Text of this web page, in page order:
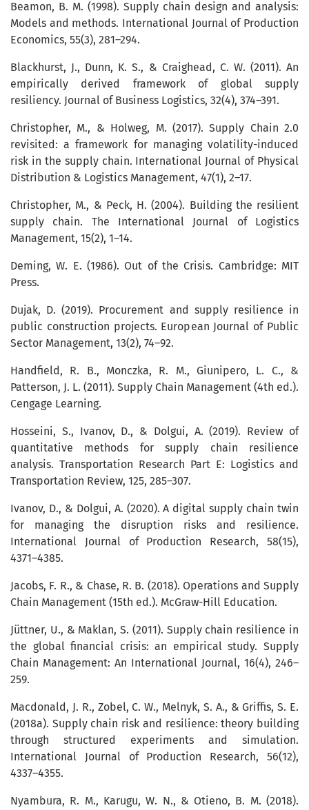
Beamon, B. M. (1998). Supply chain design and analysis:
Models and methods. International Journal of Production
Economics, 55(3), 281–294.
Blackhurst, J., Dunn, K. S., & Craighead, C. W. (2011). An
empirically derived framework of global supply
resiliency. Journal of Business Logistics, 32(4), 374–391.
Christopher, M., & Holweg, M. (2017). Supply Chain 2.0
revisited: a framework for managing volatility-induced
risk in the supply chain. International Journal of Physical
Distribution & Logistics Management, 47(1), 2–17.
Christopher, M., & Peck, H. (2004). Building the resilient
supply chain. The International Journal of Logistics
Management, 15(2), 1–14.
Deming, W. E. (1986). Out of the Crisis. Cambridge: MIT
Press.
Dujak, D. (2019). Procurement and supply resilience in
public construction projects. European Journal of Public
Sector Management, 13(2), 74–92.
Handfield, R. B., Monczka, R. M., Giunipero, L. C., &
Patterson, J. L. (2011). Supply Chain Management (4th ed.).
Cengage Learning.
Hosseini, S., Ivanov, D., & Dolgui, A. (2019). Review of
quantitative methods for supply chain resilience
analysis. Transportation Research Part E: Logistics and
Transportation Review, 125, 285–307.
Ivanov, D., & Dolgui, A. (2020). A digital supply chain twin
for managing the disruption risks and resilience.
International Journal of Production Research, 58(15),
4371–4385.
Jacobs, F. R., & Chase, R. B. (2018). Operations and Supply
Chain Management (15th ed.). McGraw-Hill Education.
Jüttner, U., & Maklan, S. (2011). Supply chain resilience in
the global financial crisis: an empirical study. Supply
Chain Management: An International Journal, 16(4), 246–
259.
Macdonald, J. R., Zobel, C. W., Melnyk, S. A., & Griffis, S. E.
(2018a). Supply chain risk and resilience: theory building
through structured experiments and simulation.
International Journal of Production Research, 56(12),
4337–4355.
Nyambura, R. M., Karugu, W. N., & Otieno, B. M. (2018).